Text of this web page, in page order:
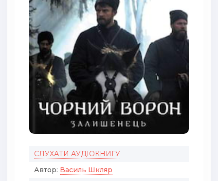
СЛУХАТИ АУДІОКНИГУ
Автор: Василь Шкляр